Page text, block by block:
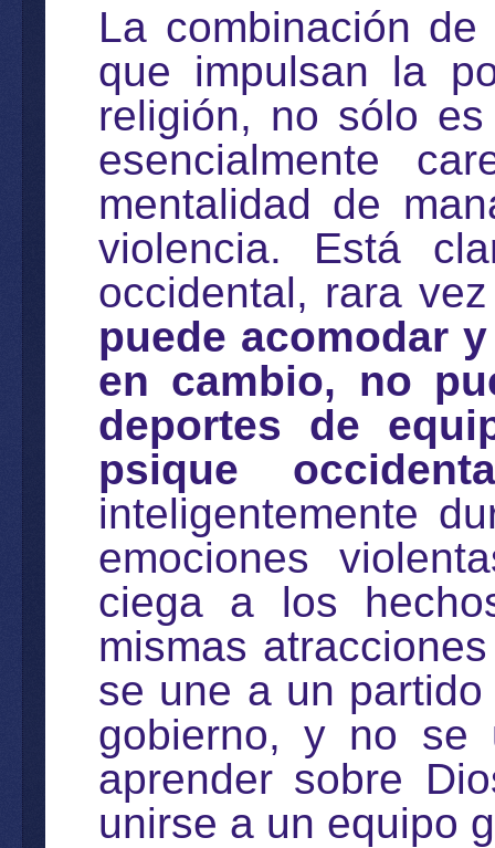
La combinación
que impulsan la
religión, no sólo
esencialmente
mentalidad de
violencia. Está
occidental, rara
puede acomodar
en cambio, no
deportes de
psique
inteligentemente
emociones
ciega a los
mismas
se une a un
gobierno, y no se
aprender sobre
unirse a un equipo